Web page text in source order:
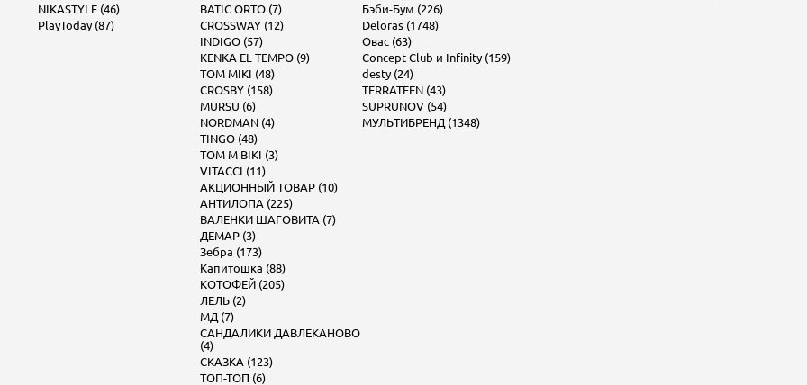
NIKASTYLE (46)
PlayToday (87)
BATIC ORTO (7)
CROSSWAY (12)
INDIGO (57)
KENKA EL TEMPO (9)
TOM MIKI (48)
CROSBY (158)
MURSU (6)
NORDMAN (4)
TINGO (48)
TOM M BIKI (3)
VITACCI (11)
АКЦИОННЫЙ ТОВАР (10)
АНТИЛОПА (225)
ВАЛЕНКИ ШАГОВИТА (7)
ДЕМАР (3)
Зебра (173)
Капитошка (88)
КОТОФЕЙ (205)
ЛЕЛЬ (2)
МД (7)
САНДАЛИКИ ДАВЛЕКАНОВО
(4)
СКАЗКА (123)
ТОП-ТОП (6)
Бэби-Бум (226)
Deloras (1748)
Овас (63)
Concept Club и Infinity (159)
desty (24)
TERRATEEN (43)
SUPRUNOV (54)
МУЛЬТИБРЕНД (1348)